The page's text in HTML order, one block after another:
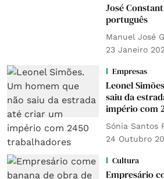
José
português
Manuel José
23 Janeiro
Empresas
Leonel
saiu da
império com
Sónia Santos
24 Outubro
Cultura
Empresário